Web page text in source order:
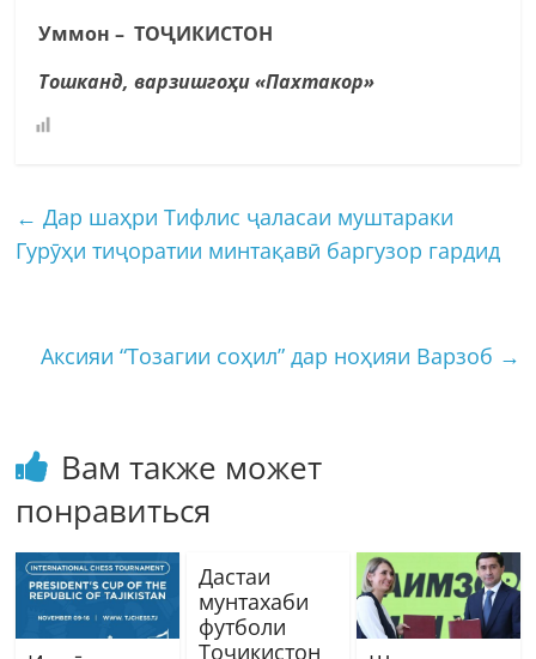
Уммон – ТОҶИКИСТОН
Тошканд,варзишгоҳи«Пахтакор»
← Дар шаҳри Тифлис ҷаласаи муштараки
Гурӯҳи тиҷоратии минтақавӣ баргузор гардид
Аксияи “Тозагии соҳил” дар ноҳияи Варзоб →
Вам также может
понравиться
Дастаи
мунтахаби
футболи
Тоҷикистон